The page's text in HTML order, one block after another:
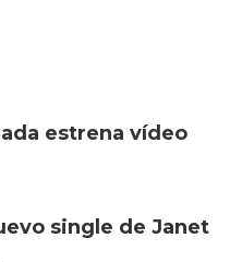
estrena vídeo
single de Janet